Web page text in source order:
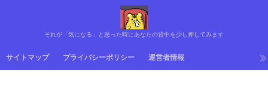
それが「気になる」と思った時にあなたの背中を少し押してみます
サイトマップ プライバシーポリシー 運営者情報